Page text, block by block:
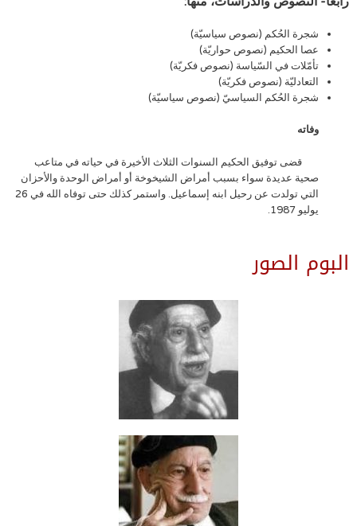
شجرة الحُكم (نصوص سياسيّة)
عصا الحكيم (نصوص حواريّة)
تأمّلات في السّياسة (نصوص فكريّة)
التعادليّة (نصوص فكريّة)
شجرة الحُكم السياسيّ (نصوص سياسيّة)
وفاته
قضى توفيق الحكيم السنوات الثلاث الأخيرة في حياته في متاعب
صحية عديدة سواء بسبب أمراض الشيخوخة أو أمراض الوحدة والأحزان
التي تولدت عن رحيل ابنه إسماعيل. واستمر كذلك حتى توفاه الله في 26
يوليو 1987.
البوم الصور